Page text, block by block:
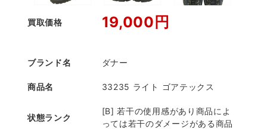
買取価格 19,000円
ブランド名 ダナー
商品名 33235 ライト ゴアテックス
状態ランク
[B] 若干の使用感があり商品によ
っては若干のダメージがある商品